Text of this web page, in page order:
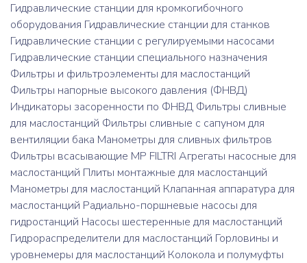
Гидравлические станции для кромкогибочного
оборудования Гидравлические станции для станков
Гидравлические станции с регулируемыми насосами
Гидравлические станции специального назначения
Фильтры и фильтроэлементы для маслостанций
Фильтры напорные высокого давления (ФНВД)
Индикаторы засоренности по ФНВД Фильтры сливные
для маслостанций Фильтры сливные с сапуном для
вентиляции бака Манометры для сливных фильтров
Фильтры всасывающие MP FILTRI Агрегаты насосные для
маслостанций Плиты монтажные для маслостанций
Манометры для маслостанций Клапанная аппаратура для
маслостанций Радиально-поршневые насосы для
гидростанций Насосы шестеренные для маслостанций
Гидрораспределители для маслостанций Горловины и
уровнемеры для маслостанций Колокола и полумуфты